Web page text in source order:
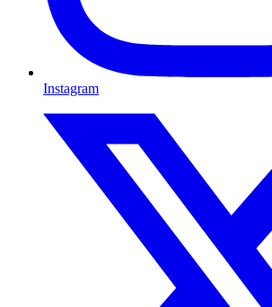
Instagram